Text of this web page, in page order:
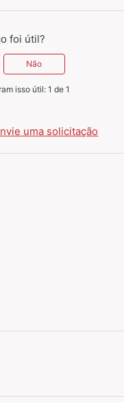
foi útil?
Não
isso útil: 1 de 1
uma solicitação